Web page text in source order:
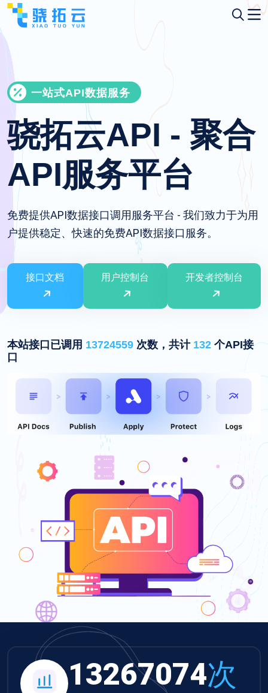
一站式API数据服务
骁拓云API - 聚合
API服务平台
免费提供API数据接口调用服务平台 - 我们致力于为用
户提供稳定、快速的免费API数据接口服务。
接口文档 用户控制台 开发者控制台
本站接口已调用 13724559 次数，共计 132 个API接
口
13724559次